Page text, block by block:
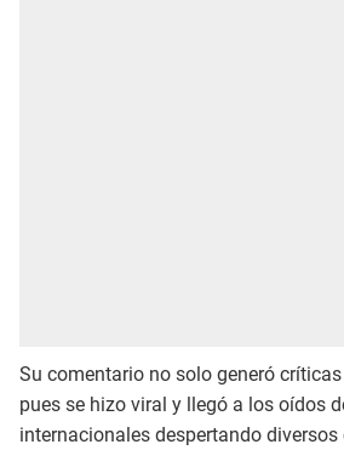
Su comentario no solo generó
pues se hizo viral y llegó a los oídos
internacionales despertando